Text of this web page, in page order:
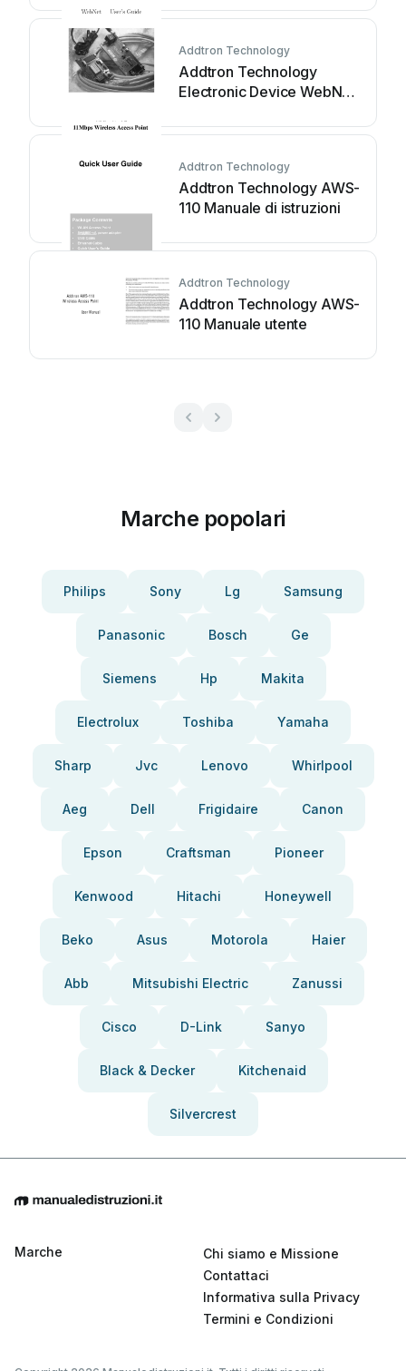
Addtron Technology
Addtron Technology
Electronic Device WebNet
Addtron Technology
Addtron Technology AWS-
110 Manuale di istruzioni
Addtron Technology
Addtron Technology AWS-
110 Manuale utente
Marche popolari
Philips Sony Lg Samsung
Panasonic Bosch Ge
Siemens Hp Makita
Electrolux Toshiba Yamaha
Sharp Jvc Lenovo Whirlpool
Aeg Dell Frigidaire Canon
Epson Craftsman Pioneer
Kenwood Hitachi Honeywell
Beko Asus Motorola Haier
Abb Mitsubishi Electric Zanussi
Cisco D-Link Sanyo
Black & Decker Kitchenaid
Silvercrest
Marche
Chi siamo e Missione
Contattaci
Informativa sulla Privacy
Termini e Condizioni